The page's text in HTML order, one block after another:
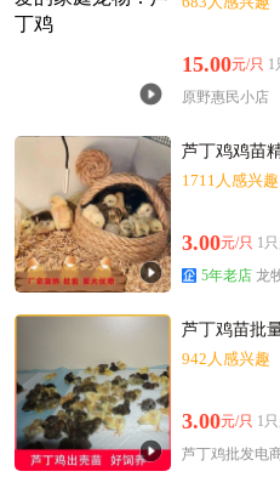
佛山市江**老板23小时前成功采购
佛山市高**老板4小时前看了商品
佛山市程**老板7分钟前询价供应商
佛山市伍**老板8小时前获取了报价
佛山市孙**老板5小时前看了商品
附近文**老板58分钟前询价供应商
附近何**老板2分钟前获取了报价
15.00元/只 1
原野惠民小店
芦丁鸡鸡苗
1711人感兴趣
3.00元/只 1
5年老店 龙
芦丁鸡苗批
942人感兴趣
3.00元/只 1
芦丁鸡批发电